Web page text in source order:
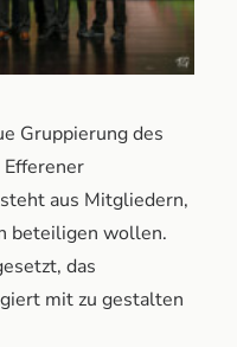
Gruppierung des
aus Mitgliedern,
beteiligen wollen.
das
mit zu gestalten